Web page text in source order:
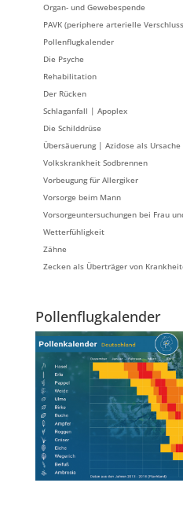
Organ- und Gewebespende
PAVK (periphere arterielle
Pollenflugkalender
Die Psyche
Rehabilitation
Der Rücken
Schlaganfall | Apoplex
Die Schilddrüse
Übersäuerung | Azidose als
Volkskrankheit Sodbrennen
Vorbeugung für Allergiker
Vorsorge beim Mann
Vorsorgeuntersuchungen bei Frau
Wetterfühligkeit
Zähne
Zecken als Überträger von
Pollenflugkalender